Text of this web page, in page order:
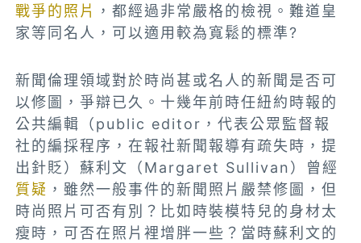
戰爭的照片
，都經過非常嚴格的檢視。難道皇
家等同名人，可以適用較為寬鬆的標準?
新聞倫理領域對於時尚甚或名人的新聞是否可
以修圖，爭辯已久。十幾年前時任紐約時報的
公共編輯（public editor，代表公眾監督報
社的編採程序，在報社新聞報導有疏失時，提
出針貶）蘇利文（Margaret Sullivan）曾經
質疑 ，雖然一般事件的新聞照片嚴禁修圖，但
時尚照片可否有別？比如時裝模特兒的身材太
瘦時，可否在照片裡增胖一些？當時蘇利文的